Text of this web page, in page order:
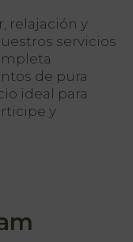
relajación y
servicios
de pura
ideal para
y